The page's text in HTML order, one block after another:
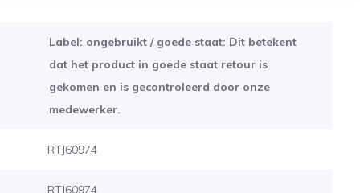
Label: ongebruikt / goede staat: Dit betekent
dat het product in goede staat retour is
gekomen en is gecontroleerd door onze
medewerker.
RTJ60974
RTJ60974